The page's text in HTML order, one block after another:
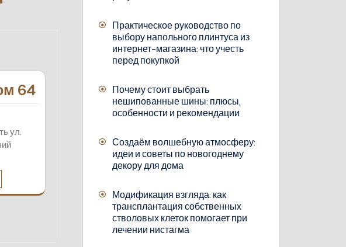
64
ул.
Практическое руководство по
выбору напольного плинтуса из
интернет-магазина: что учесть
перед покупкой
Почему стоит выбрать
нешипованные шины: плюсы,
особенности и рекомендации
Создаём волшебную атмосферу:
идеи и советы по новогоднему
декору для дома
Модификация взгляда: как
трансплантация собственных
стволовых клеток помогает при
лечении нистагма